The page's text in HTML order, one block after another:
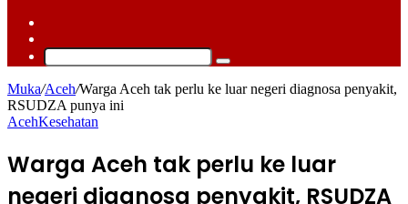
skin
Cari
Muka/Aceh/Warga Aceh tak perlu ke luar negeri diagnosa penyakit,
RSUDZA punya ini
AcehKesehatan
Warga Aceh tak perlu ke luar
negeri diagnosa penyakit, RSUDZA